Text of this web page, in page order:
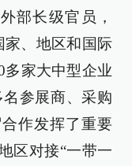
部长级官员，
家、地区和国际
多家大中型企业
参展商、采购
作发挥了重要
区对接“一带一